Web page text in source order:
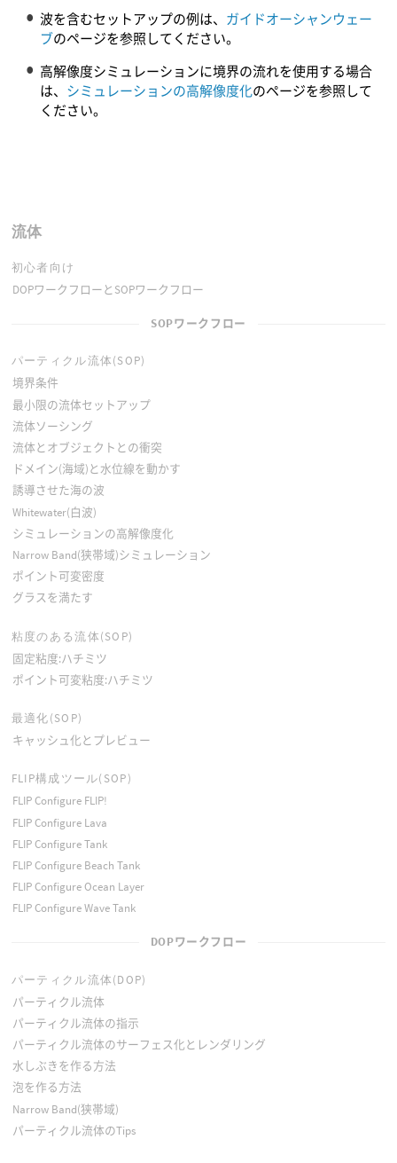
波を含むセットアップの例は、 ガイドオーシャンウェー
ブのページを参照してください。
高解像度シミュレーションに境界の流れを使用する場合
は、 シミュレーションの高解像度化のページを参照して
ください。
流体
初心者向け
DOPワークフローとSOPワークフロー
SOPワークフロー
パーティクル流体(SOP)
境界条件
最小限の流体セットアップ
流体ソーシング
流体とオブジェクトとの衝突
ドメイン(海域)と水位線を動かす
誘導させた海の波
Whitewater(白波)
シミュレーションの高解像度化
Narrow Band(狭帯域)シミュレーション
ポイント可変密度
グラスを満たす
粘度のある流体(SOP)
固定粘度:ハチミツ
ポイント可変粘度:ハチミツ
最適化(SOP)
キャッシュ化とプレビュー
FLIP構成ツール(SOP)
FLIP Configure FLIP!
FLIP Configure Lava
FLIP Configure Tank
FLIP Configure Beach Tank
FLIP Configure Ocean Layer
FLIP Configure Wave Tank
DOPワークフロー
パーティクル流体(DOP)
パーティクル流体
パーティクル流体の指示
パーティクル流体のサーフェス化とレンダリング
水しぶきを作る方法
泡を作る方法
Narrow Band(狭帯域)
パーティクル流体のTips